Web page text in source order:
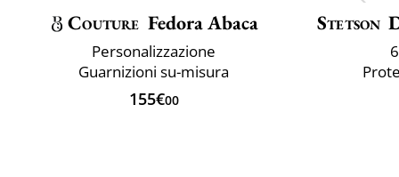
Couture Fedora Abaca
Personalizzazione
Guarnizioni su-misura
155€00
Stetson